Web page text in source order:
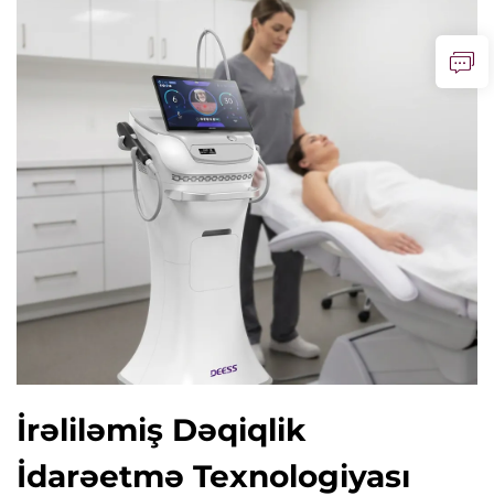
İrəliləmiş Dəqiqlik
İdarəetmə Texnologiyası